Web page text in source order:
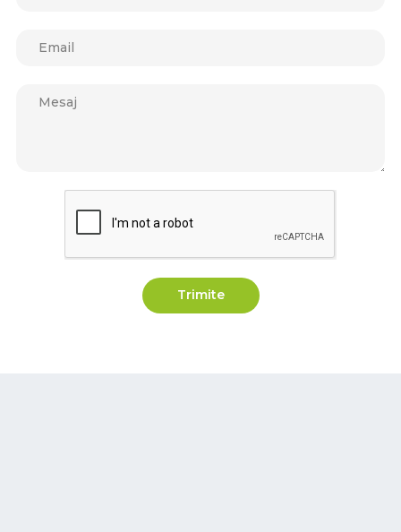
Trimite